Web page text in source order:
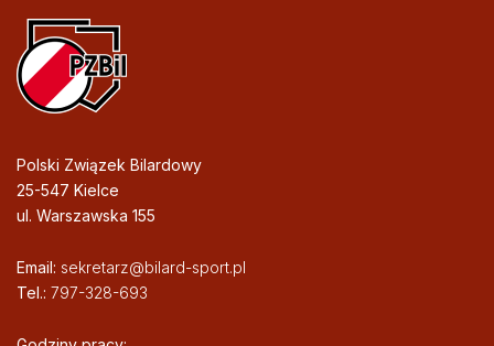
Polski Związek Bilardowy
25-547 Kielce
ul. Warszawska 155
Email: sekretarz@bilard-sport.pl
Tel.: 797-328-693